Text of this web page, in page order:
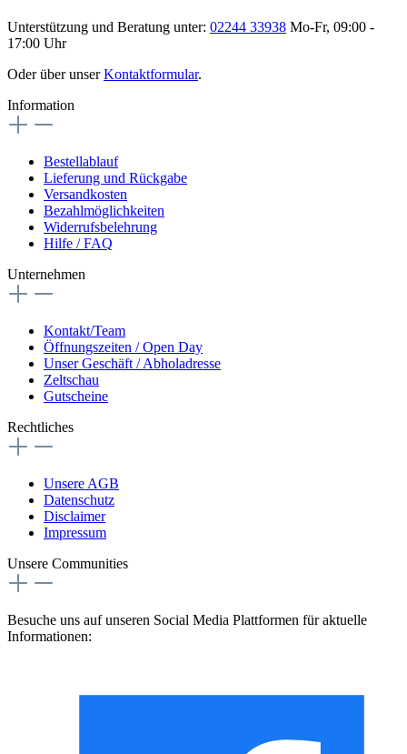
Unterstützung und Beratung unter: 02244 33938 Mo-Fr, 09:00 -
17:00 Uhr
Oder über unserKontaktformular.
Information
Bestellablauf
Lieferung und Rückgabe
Versandkosten
Bezahlmöglichkeiten
Widerrufsbelehrung
Hilfe / FAQ
Unternehmen
Kontakt/Team
Öffnungszeiten / Open Day
Unser Geschäft / Abholadresse
Zeltschau
Gutscheine
Rechtliches
Unsere AGB
Datenschutz
Disclaimer
Impressum
Unsere Communities
Besuche uns auf unseren Social Media Plattformen für aktuelle
Informationen: